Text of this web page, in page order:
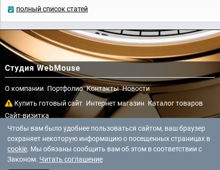
полный список статей
Студия WebMouse
О компании Портфолио Контакты Новости
Купить готовый сайт Интернет магазин Каталог товаров
Сайт-визитка
Услуги программиста Работы по контенту
Telegram: ArtemVM84 Написать в MAX
info@web-mouse.ru
Чтобы вам было удобнее пользоваться сайтом, ваш браузер
сохраняет некоторую информацию о посещенных страницах в
cookie. Мы обязаны сообщить вам об этом в соответствии с
Законом. Читать соглашение